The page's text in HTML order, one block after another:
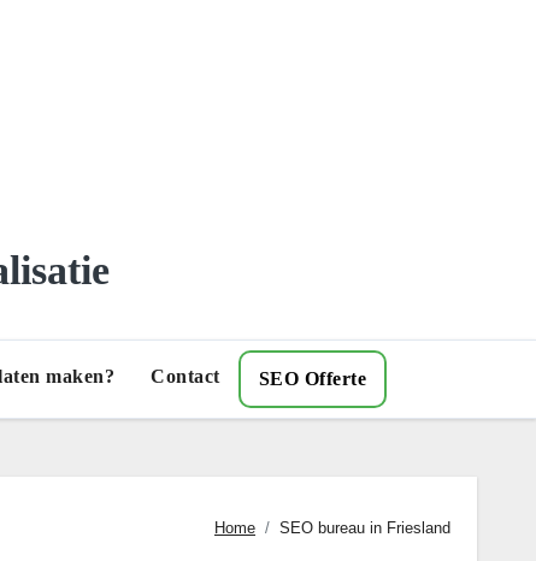
maken? Contact SEO Offerte
Home SEO bureau in Friesland